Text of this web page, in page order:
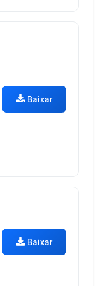
Baixar
Baixar